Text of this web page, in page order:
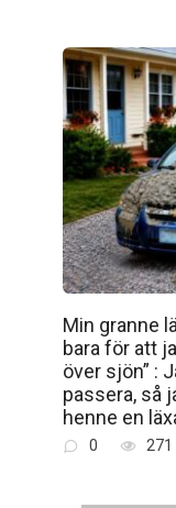
Min granne
bara för att
över sjön” :
passera, så
henne en
0 271